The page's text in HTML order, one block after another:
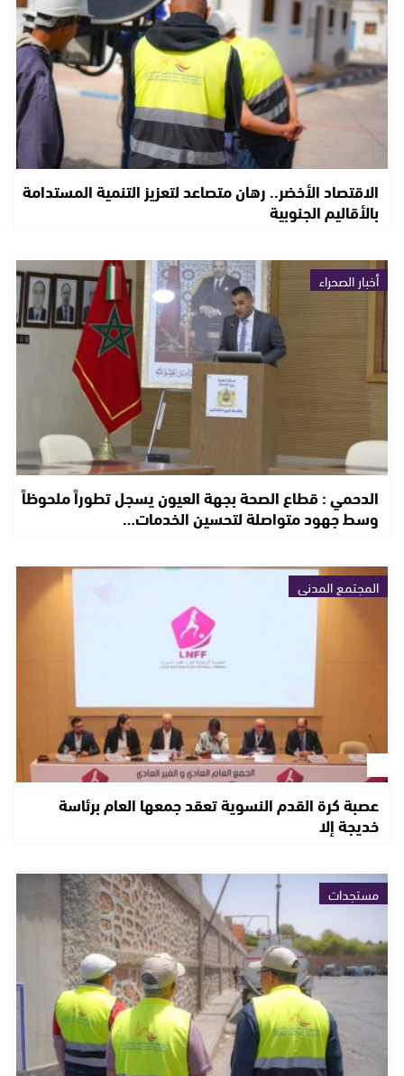
الاقتصاد الأخضر.. رهان متصاعد لتعزيز التنمية المستدامة
بالأقاليم الجنوبية
أخبار الصحراء
الدحمي : قطاع الصحة بجهة العيون يسجل تطوراً ملحوظاً
وسط جهود متواصلة لتحسين الخدمات…
المجتمع المدني
عصبة كرة القدم النسوية تعقد جمعها العام برئاسة
خديجة إلا
مستجدات